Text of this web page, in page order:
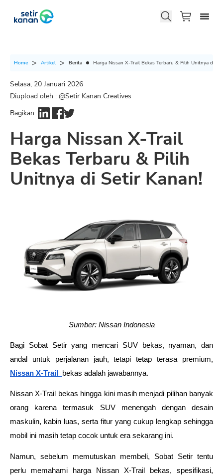
Home Artikel Berita Harga Nissan X-Trail Bekas Terbaru & Pilih Unitnya di
Selasa, 20 Januari 2026
Diupload oleh : @Setir Kanan Creatives
Bagikan:
Harga Nissan X-Trail
Bekas Terbaru & Pilih
Unitnya di Setir Kanan!
Sumber: Nissan Indonesia
Bagi Sobat Setir yang mencari SUV bekas, nyaman, dan
Nissan X-Trail
bekas adalah jawabannya.
Nissan X-Trail bekas hingga kini masih menjadi pilihan banyak
orang karena termasuk SUV menengah dengan desain
maskulin, kabin luas, serta fitur yang cukup lengkap sehingga
mobil ini masih tetap cocok untuk era sekarang ini.
Namun, sebelum memutuskan membeli, Sobat Setir tentu
perlu memahami harga Nissan X-Trail bekas, spesifikasi,